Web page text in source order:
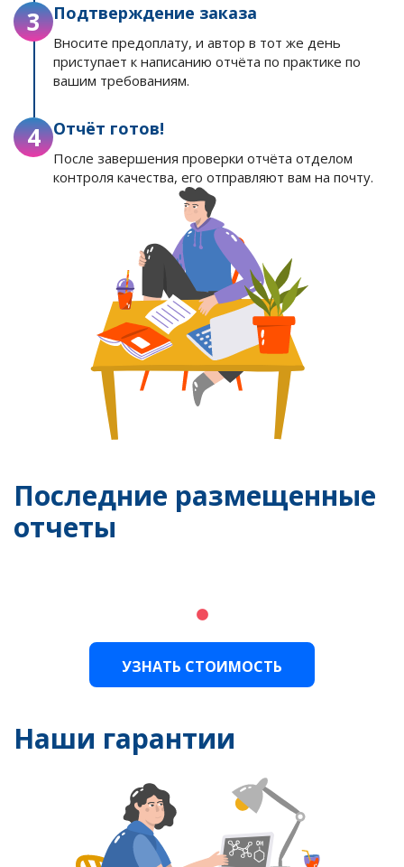
3 Подтверждение заказа
Вносите предоплату, и автор в тот же день
приступает к написанию отчёта по практике по
вашим требованиям.
4 Отчёт готов!
После завершения проверки отчёта отделом
контроля качества, его отправляют вам на почту.
Последние размещенные
отчеты
УЗНАТЬ СТОИМОСТЬ
Наши гарантии